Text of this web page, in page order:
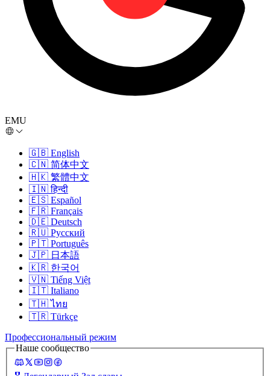
EMU
🇬🇧 English
🇨🇳 简体中文
🇭🇰 繁體中文
🇮🇳 हिन्दी
🇪🇸 Español
🇫🇷 Français
🇩🇪 Deutsch
🇷🇺 Русский
🇵🇹 Português
🇯🇵 日本語
🇰🇷 한국어
🇻🇳 Tiếng Việt
🇮🇹 Italiano
🇹🇭 ไทย
🇹🇷 Türkçe
Профессиональный режим
Наше сообщество